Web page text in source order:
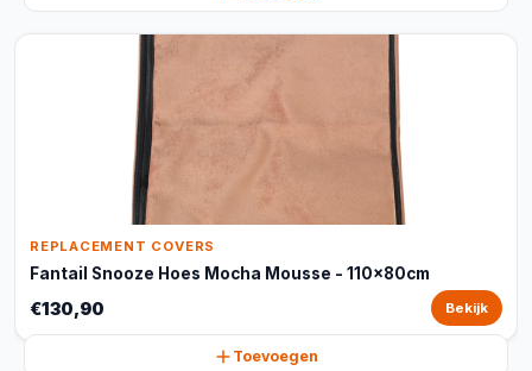
REPLACEMENT COVERS
Fantail Snooze Hoes Mocha Mousse - 110x80cm
€130,90 Bekijk
Toevoegen